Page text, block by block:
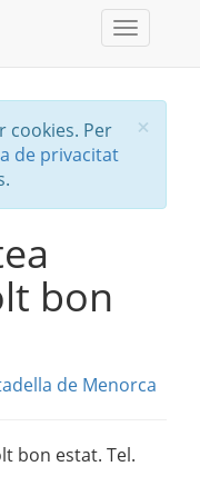
Toggle
×
cookies. Per
de privacitat
bon
de Menorca
bon estat. Tel.